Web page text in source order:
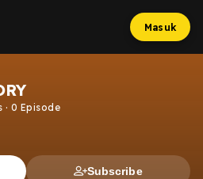
Masuk
· 0 Episode
Subscribe